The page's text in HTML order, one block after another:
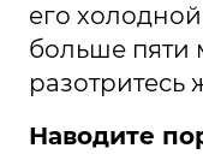
его
больше пяти
разотритесь
Наводите